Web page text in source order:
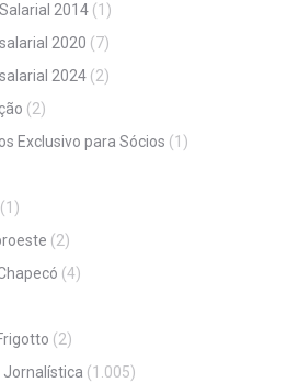
2014 (1)
2020 (7)
2024 (2)
(2)
Exclusivo para Sócios (1)
(1)
(2)
(4)
(2)
Jornalística (1.005)